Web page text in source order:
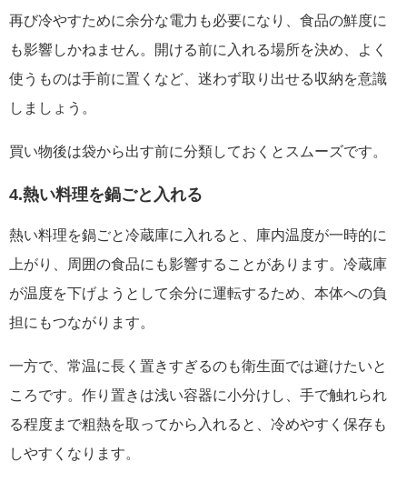
再び冷やすために余分な電力も必要になり、食品の鮮度に
も影響しかねません。開ける前に入れる場所を決め、よく
使うものは手前に置くなど、迷わず取り出せる収納を意識
しましょう。
買い物後は袋から出す前に分類しておくとスムーズです。
4.熱い料理を鍋ごと入れる
熱い料理を鍋ごと冷蔵庫に入れると、庫内温度が一時的に
上がり、周囲の食品にも影響することがあります。冷蔵庫
が温度を下げようとして余分に運転するため、本体への負
担にもつながります。
一方で、常温に長く置きすぎるのも衛生面では避けたいと
ころです。作り置きは浅い容器に小分けし、手で触れられ
る程度まで粗熱を取ってから入れると、冷めやすく保存も
しやすくなります。